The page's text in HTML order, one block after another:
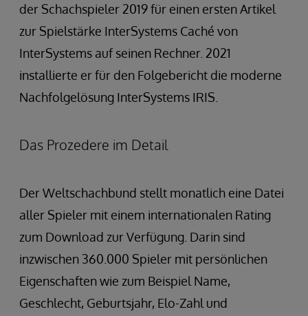
der Schachspieler 2019 für einen ersten Artikel
zur Spielstärke InterSystems Caché von
InterSystems auf seinen Rechner. 2021
installierte er für den Folgebericht die moderne
Nachfolgelösung InterSystems IRIS.
Das Prozedere im Detail
Der Weltschachbund stellt monatlich eine Datei
aller Spieler mit einem internationalen Rating
zum Download zur Verfügung. Darin sind
inzwischen 360.000 Spieler mit persönlichen
Eigenschaften wie zum Beispiel Name,
Geschlecht, Geburtsjahr, Elo-Zahl und